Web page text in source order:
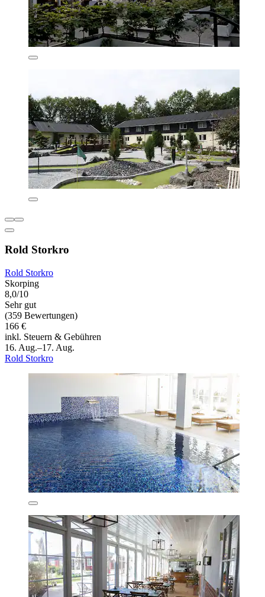
Rold Storkro
Rold Storkro
Skorping
8,0/10
Sehr gut
(359 Bewertungen)
166 €
inkl. Steuern & Gebühren
16. Aug.–17. Aug.
Rold Storkro